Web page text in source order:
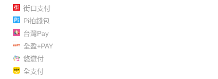
街口支付
Pi拍錢包
台灣Pay
全盈+PAY
悠遊付
全支付